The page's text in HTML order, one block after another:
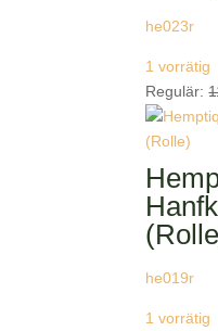
he023r
1 vorrätig
Regulär:
he019r
1 vorrätig